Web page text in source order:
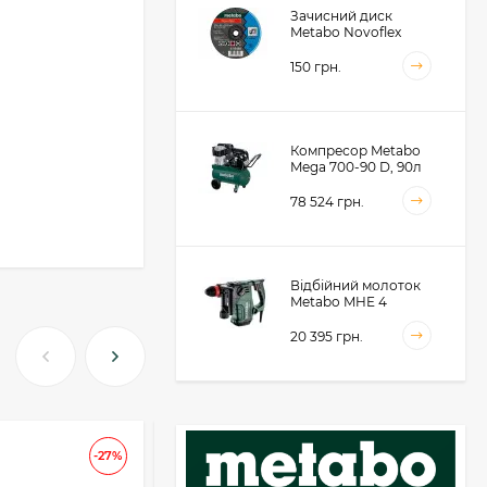
-27%
Зачисний диск
Metabo Novoflex
(616468000)
150 грн.
Компресор Metabo
Mega 700-90 D, 90л
78 524 грн.
Відбійний молоток
Metabo MHE 4
20 395 грн.
фрезер для обробки
металевих крайок
Metabo KFMVB 18 LTX
50 104 грн.